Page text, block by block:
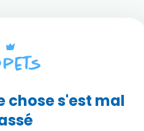
chose s'est mal